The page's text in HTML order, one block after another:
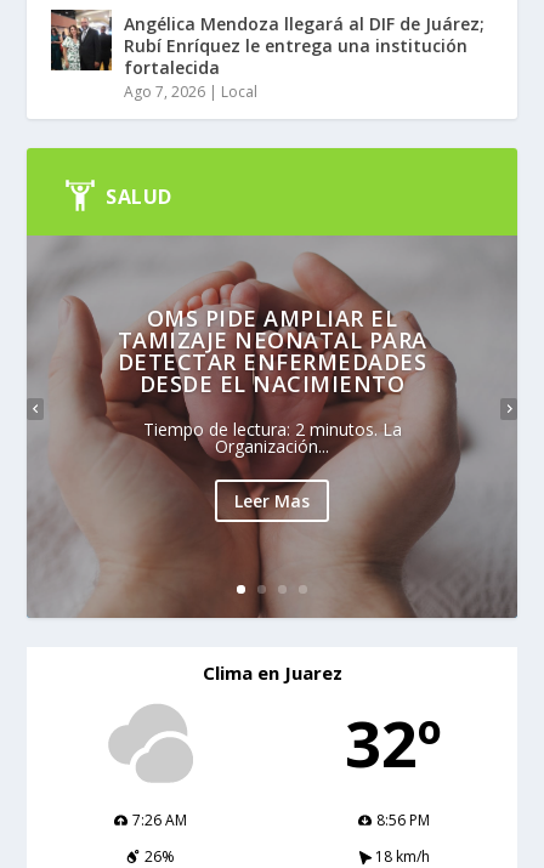
Angélica Mendoza llegará al DIF de Juárez;
Rubí Enríquez le entrega una institución
fortalecida
Ago 7, 2026 | Local
SALUD
OMS PIDE AMPLIAR EL
TAMIZAJE NEONATAL PARA
DETECTAR ENFERMEDADES
DESDE EL NACIMIENTO
Tiempo de lectura: 2 minutos. La
Organización...
Leer Mas
Clima en Juarez
32º
7:26 AM
8:56 PM
26%
18 km/h